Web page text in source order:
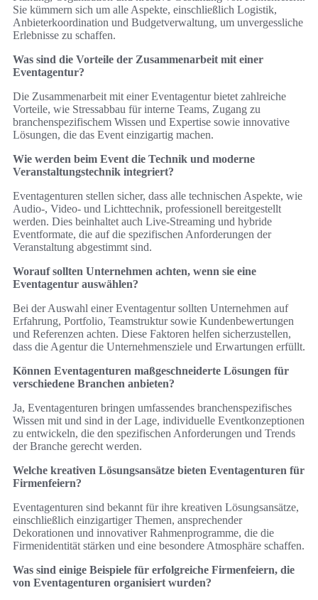
Sie kümmern sich um alle Aspekte, einschließlich Logistik,
Anbieterkoordination und Budgetverwaltung, um unvergessliche
Erlebnisse zu schaffen.
Was sind die Vorteile der Zusammenarbeit mit einer
Eventagentur?
Die Zusammenarbeit mit einer Eventagentur bietet zahlreiche
Vorteile, wie Stressabbau für interne Teams, Zugang zu
branchenspezifischem Wissen und Expertise sowie innovative
Lösungen, die das Event einzigartig machen.
Wie werden beim Event die Technik und moderne
Veranstaltungstechnik integriert?
Eventagenturen stellen sicher, dass alle technischen Aspekte, wie
Audio-, Video- und Lichttechnik, professionell bereitgestellt
werden. Dies beinhaltet auch Live-Streaming und hybride
Eventformate, die auf die spezifischen Anforderungen der
Veranstaltung abgestimmt sind.
Worauf sollten Unternehmen achten, wenn sie eine
Eventagentur auswählen?
Bei der Auswahl einer Eventagentur sollten Unternehmen auf
Erfahrung, Portfolio, Teamstruktur sowie Kundenbewertungen
und Referenzen achten. Diese Faktoren helfen sicherzustellen,
dass die Agentur die Unternehmensziele und Erwartungen erfüllt.
Können Eventagenturen maßgeschneiderte Lösungen für
verschiedene Branchen anbieten?
Ja, Eventagenturen bringen umfassendes branchenspezifisches
Wissen mit und sind in der Lage, individuelle Eventkonzeptionen
zu entwickeln, die den spezifischen Anforderungen und Trends
der Branche gerecht werden.
Welche kreativen Lösungsansätze bieten Eventagenturen für
Firmenfeiern?
Eventagenturen sind bekannt für ihre kreativen Lösungsansätze,
einschließlich einzigartiger Themen, ansprechender
Dekorationen und innovativer Rahmenprogramme, die die
Firmenidentität stärken und eine besondere Atmosphäre schaffen.
Was sind einige Beispiele für erfolgreiche Firmenfeiern, die
von Eventagenturen organisiert wurden?